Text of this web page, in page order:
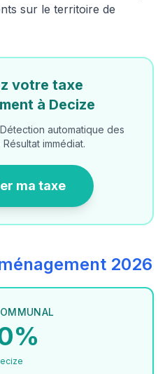
sur le territoire de
votre taxe
à Decize
automatique des
immédiat.
ma taxe
2026